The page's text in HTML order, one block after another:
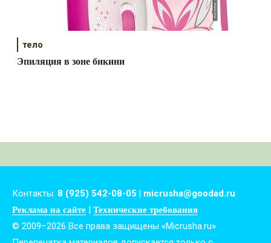
тело
Эпиляция в зоне бикини
Контакты: 8 (925) 542-08-05 | micrusha@goodad.ru
Реклама на сайте | Технические требования
© 2009–2026 Все права защищены «Micrusha.ru»